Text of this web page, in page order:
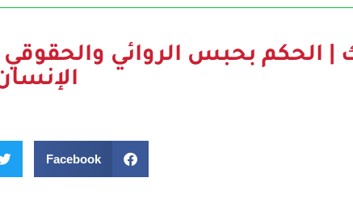
| الحكم بحبس الروائي
Facebook